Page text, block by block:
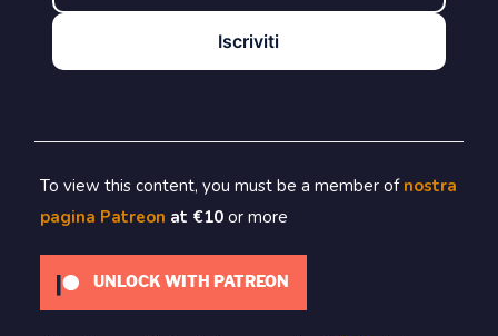
Iscriviti
To view this content, you must be a member of nostra
pagina Patreon at €10 or more
UNLOCK WITH PATREON